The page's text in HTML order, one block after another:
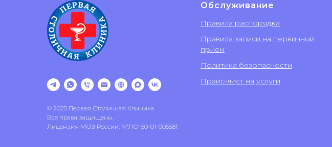
© 2025 Первая Столичная Клиника
Все права защищены.
Лицензия МОЗ России: №ЛО-50-01-005581
Обслуживание
Правила распорядка
Правила записи на первичный
прием
Политика безопасности
Прайс-лист на услуги